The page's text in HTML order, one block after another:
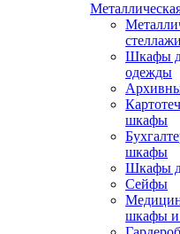
стеллажи
Шкафы
одежды
шкафы
шкафы
Шкафы
Сейфы
шкафы